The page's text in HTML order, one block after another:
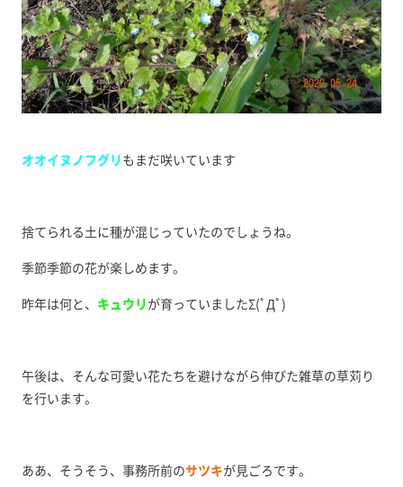
オオイヌノフグリ もまだ咲いています
捨てられる土に種が混じっていたのでしょうね。
季節季節の花が楽しめます。
昨年は何と、 キュウリ が育っていましたΣ(ﾟДﾟ)
午後は、そんな可愛い花たちを避けながら伸びた雑草の草苅り
を行います。
ああ、そうそう、事務所前のサツキが見ごろです。